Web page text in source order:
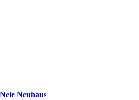
Nele Neuhaus